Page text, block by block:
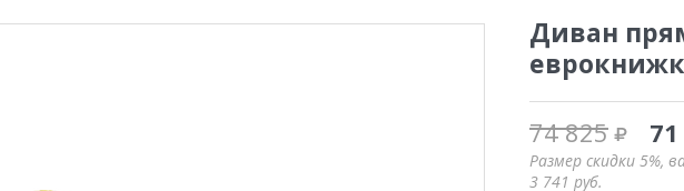
Диван
74 825
Размер скидки 5%,
3 741 руб.